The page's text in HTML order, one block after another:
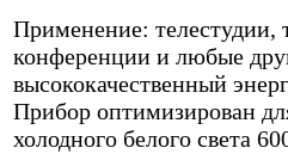
Применение: телестудии,
конференции и любые
высококачественный
Прибор оптимизирован
холодного белого света